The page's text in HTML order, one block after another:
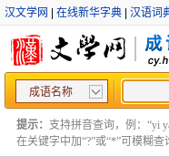
汉文学网 在线新华字典 汉语词
成语名称
提示： 支持拼音查询，例：“yi
在关键字中加“?”或“*”可模糊